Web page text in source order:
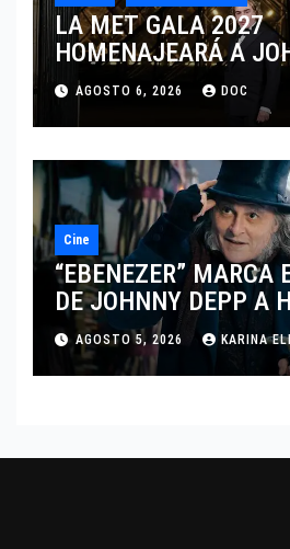
LA MET GALA 2027
HOMENAJEARÁ A
MARCANDO EL
DEL DRAMATISMO
AGOSTO 6, 2026 DOC
Cine
“EBENEZER” MARCA
DE JOHNNY DEPP A
TRAS SU PASO POR
INDEPENDIENTE
AGOSTO 5, 2026 KARINA